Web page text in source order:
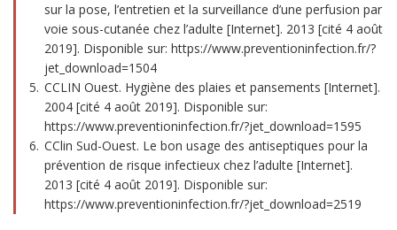
sur la pose, l’entretien et la surveillance d’une perfusion par
voie sous-cutanée chez l’adulte [Internet]. 2013 [cité 4 août
2019]. Disponible sur: https://www.preventioninfection.fr/?
jet_download=1504
CCLIN Ouest. Hygiène des plaies et pansements [Internet].
2004 [cité 4 août 2019]. Disponible sur:
https://www.preventioninfection.fr/?jet_download=1595
CClin Sud-Ouest. Le bon usage des antiseptiques pour la
prévention de risque infectieux chez l’adulte [Internet].
2013 [cité 4 août 2019]. Disponible sur:
https://www.preventioninfection.fr/?jet_download=2519